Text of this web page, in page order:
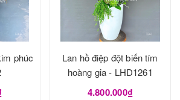
phúc
Lan hồ điệp đột biến tím
hoàng gia - LHD1261
4.800.000₫